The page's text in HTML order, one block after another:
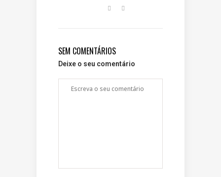
SEM COMENTÁRIOS
Deixe o seu comentário